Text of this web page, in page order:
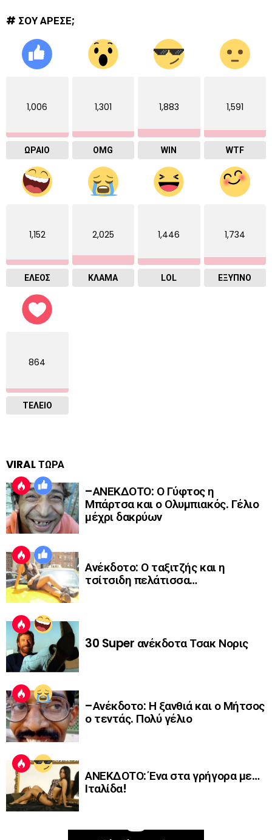
# ΣΟΥ ΑΡΕΣΕ;
1,006
ΩΡΑΙΟ
1,301
OMG
1,883
WIN
1,591
WTF
1,152
ΕΛΕΟΣ
2,025
ΚΛΑΜΑ
1,446
LOL
1,734
ΈΞΥΠΝΟ
864
ΤΕΛΕΙΟ
VIRAL ΤΩΡΑ
–ΑΝΕΚΔΟΤΟ: Ο Γύφτος η
Μπάρτσα και ο Ολυμπιακός. Γέλιο
μέχρι δακρύων
Ανέκδοτο: Ο ταξιτζής και η
τσίτσιδη πελάτισσα…
30 Super ανέκδοτα Τσακ Νορις
–Ανέκδοτο: Η ξανθιά και ο Μήτσος
ο τεντάς. Πολύ γέλιο
ΑΝΕΚΔΟΤΟ: Ένα στα γρήγορα με…
Ιταλίδα!